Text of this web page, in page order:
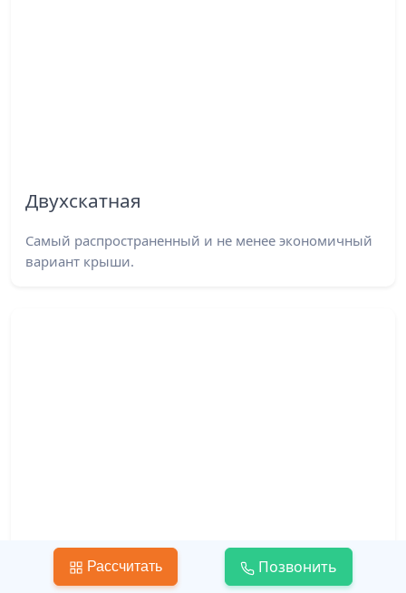
Двухскатная
Самый распространенный и не менее экономичный
вариант крыши.
Рассчитать Позвонить